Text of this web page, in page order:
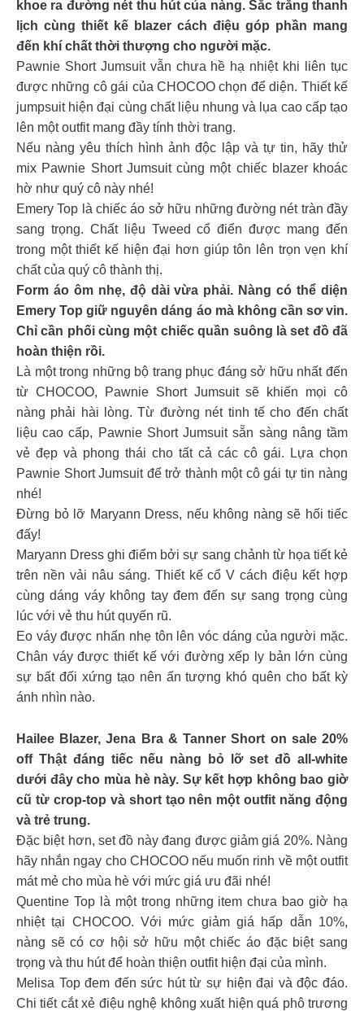
khoe ra đường nét thu hút của nàng. Sắc trắng thanh
lịch cùng thiết kế blazer cách điệu góp phần mang
đến khí chất thời thượng cho người mặc.
Pawnie Short Jumsuit vẫn chưa hề hạ nhiệt khi liên tục
được những cô gái của CHOCOO chọn để diện. Thiết kế
jumpsuit hiện đại cùng chất liệu nhung và lụa cao cấp tạo
lên một outfit mang đầy tính thời trang.
Nếu nàng yêu thích hình ảnh độc lập và tự tin, hãy thử
mix Pawnie Short Jumsuit cùng một chiếc blazer khoác
hờ như quý cô này nhé!
Emery Top là chiếc áo sở hữu những đường nét tràn đầy
sang trọng. Chất liệu Tweed cổ điển được mang đến
trong một thiết kế hiện đại hơn giúp tôn lên trọn vẹn khí
chất của quý cô thành thị.
Form áo ôm nhẹ, độ dài vừa phải. Nàng có thể diện
Emery Top giữ nguyên dáng áo mà không cần sơ vin.
Chỉ cần phối cùng một chiếc quần suông là set đồ đã
hoàn thiện rồi.
Là một trong những bộ trang phục đáng sở hữu nhất đến
từ CHOCOO, Pawnie Short Jumsuit sẽ khiến mọi cô
nàng phải hài lòng. Từ đường nét tinh tế cho đến chất
liệu cao cấp, Pawnie Short Jumsuit sẵn sàng nâng tầm
vẻ đẹp và phong thái cho tất cả các cô gái. Lựa chọn
Pawnie Short Jumsuit để trở thành một cô gái tự tin nàng
nhé!
Đừng bỏ lỡ Maryann Dress, nếu không nàng sẽ hối tiếc
đấy!
Maryann Dress ghi điểm bởi sự sang chảnh từ họa tiết kẻ
trên nền vải nâu sáng. Thiết kế cổ V cách điệu kết hợp
cùng dáng váy không tay đem đến sự sang trọng cùng
lúc với vẻ thu hút quyến rũ.
Eo váy được nhấn nhẹ tôn lên vóc dáng của người mặc.
Chân váy được thiết kế với đường xếp ly bản lớn cùng
sự bất đối xứng tạo nên ấn tượng khó quên cho bất kỳ
ánh nhìn nào.
Hailee Blazer, Jena Bra & Tanner Short on sale 20%
off Thật đáng tiếc nếu nàng bỏ lỡ set đồ all-white
dưới đây cho mùa hè này. Sự kết hợp không bao giờ
cũ từ crop-top và short tạo nên một outfit năng động
và trẻ trung.
Đặc biệt hơn, set đồ này đang được giảm giá 20%. Nàng
hãy nhắn ngay cho CHOCOO nếu muốn rinh về một outfit
mát mẻ cho mùa hè với mức giá ưu đãi nhé!
Quentine Top là một trong những item chưa bao giờ hạ
nhiệt tại CHOCOO. Với mức giảm giá hấp dẫn 10%,
nàng sẽ có cơ hội sở hữu một chiếc áo đặc biệt sang
trọng và thu hút để hoàn thiện outfit hiện đại của mình.
Melisa Top đem đến sức hút từ sự hiện đại và độc đáo.
Chi tiết cắt xẻ điệu nghệ không xuất hiện quá phô trương